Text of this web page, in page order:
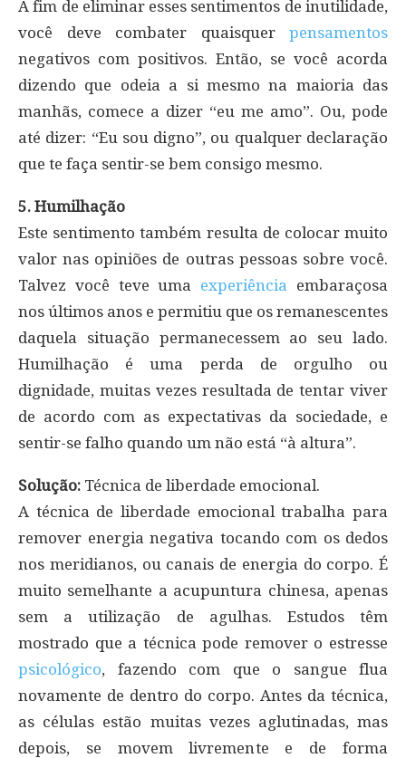
A fim de eliminar esses sentimentos de inutilidade,
você deve combater quaisquer pensamentos
negativos com positivos. Então, se você acorda
dizendo que odeia a si mesmo na maioria das
manhãs, comece a dizer “eu me amo”. Ou, pode
até dizer: “Eu sou digno”, ou qualquer declaração
que te faça sentir-se bem consigo mesmo.
5. Humilhação
Este sentimento também resulta de colocar muito
valor nas opiniões de outras pessoas sobre você.
Talvez você teve uma experiência
embaraçosa
nos últimos anos e permitiu que os remanescentes
daquela situação permanecessem ao seu lado.
Humilhação é uma perda de orgulho ou
dignidade, muitas vezes resultada de tentar viver
de acordo com as expectativas da sociedade, e
sentir-se falho quando um não está “à altura”.
Solução: Técnica de liberdade emocional.
A técnica de liberdade emocional trabalha para
remover energia negativa tocando com os dedos
nos meridianos, ou canais de energia do corpo. É
muito semelhante a acupuntura chinesa, apenas
sem a utilização de agulhas. Estudos têm
mostrado que a técnica pode remover o estresse
psicológico, fazendo com que o sangue flua
novamente de dentro do corpo. Antes da técnica,
as células estão muitas vezes aglutinadas, mas
depois, se movem livremente e de forma